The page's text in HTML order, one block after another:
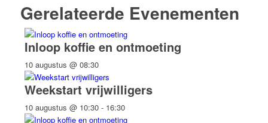
Gerelateerde Evenementen
Inloop koffie en ontmoeting
10 augustus @ 08:30
Weekstart vrijwilligers
10 augustus @ 10:30- 16:30